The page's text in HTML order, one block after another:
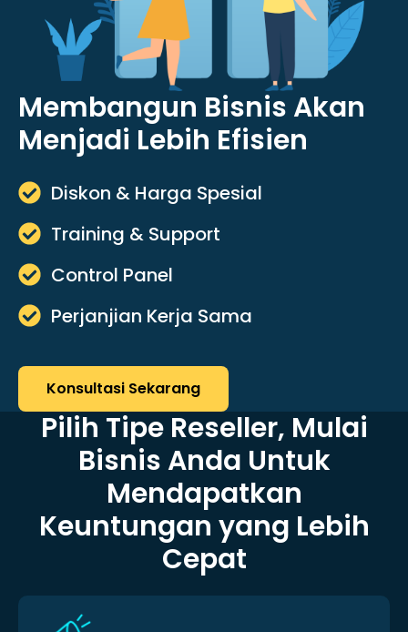
Membangun Bisnis Akan
Menjadi Lebih Efisien
Diskon & Harga Spesial
Training & Support
Control Panel
Perjanjian Kerja Sama
Konsultasi Sekarang
Pilih Tipe Reseller, Mulai
Bisnis Anda Untuk
Mendapatkan
Keuntungan yang Lebih
Cepat